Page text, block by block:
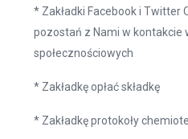
* Zakładki Facebook i Twitter
pozostań z Nami w kontakcie
społecznościowych
* Zakładkę opłać składkę
* Zakładkę protokoły